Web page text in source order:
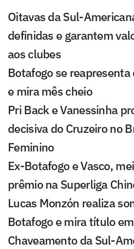
Oitavas da Sul-
definidas e garantem
aos clubes
Botafogo se
e mira mês cheio
Pri Back e Vanessinha
decisiva do Cruzeiro no
Feminino
Ex-Botafogo e Vasco,
prêmio na Superliga
Lucas Monzón realiza
Botafogo e mira título
Chaveamento da Sul-